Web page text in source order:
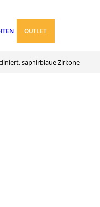
OUTLET
saphirblaue Zirkone